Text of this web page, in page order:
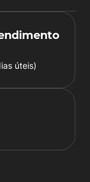
úteis)